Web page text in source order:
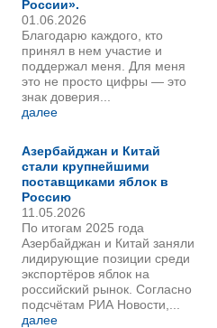
России».
01.06.2026
Благодарю каждого, кто
принял в нем участие и
поддержал меня. Для меня
это не просто цифры — это
знак доверия...
далее
Азербайджан и Китай
стали крупнейшими
поставщиками яблок в
Россию
11.05.2026
По итогам 2025 года
Азербайджан и Китай заняли
лидирующие позиции среди
экспортёров яблок на
российский рынок. Согласно
подсчётам РИА Новости,...
далее